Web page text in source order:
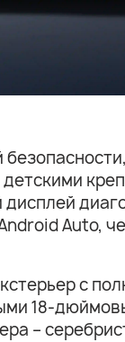
Auto,
с
18-
–